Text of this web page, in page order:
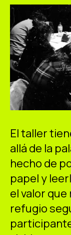
El taller
allá de la
hecho de
papel y
el valor
refugio